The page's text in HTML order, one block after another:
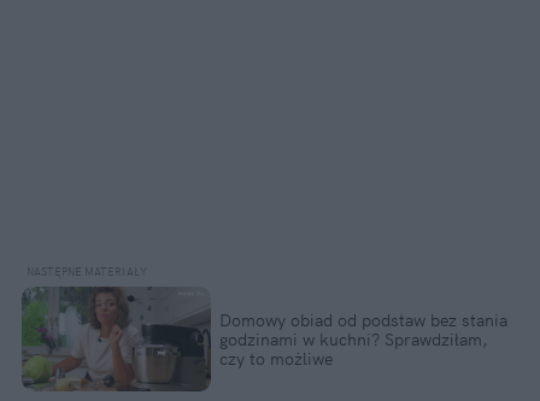
Domowy obiad od podstaw bez stania
godzinami w kuchni? Sprawdziłam,
czy to możliwe